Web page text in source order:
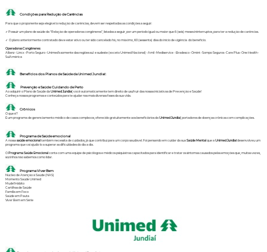
Condições para Redução de Carências
Para que o proponente seja elegível à redução de carências, devem ser respeitadas as condições a seguir:
✓ Possuir um plano de saúde da “Relação de operadoras congêneres”, listadas a seguir, por um período igual ou maior que 6 (seis) meses ininterruptos, para ter a redução de carências.
✓ O plano anteriormente contratado deve estar ativo ou ter sido cancelado há, no máximo, 60 (sessenta) dias do início de vigência do benefício.
Operadoras Congêneres:
Allianz • Lincx • Porto Seguro • Unimed's somente das regiões sul e sudeste (exceto Unimed Nacional) • Amil • Mediservice • Bradesco • Omint • Sompo Seguros • Care Plus • One Health •
SulAmérica
Benefícios dos Planos de Saúde da Unimed Jundiaí:
Prevenção e Saúde: Cuidando de Perto
Ao adquirir o Plano de Saúde daUnimed Jundiaí, você automaticamente tem direito de usufruir das nossas iniciativas de Prevenção e Saúde!
Conheça nossos programas e conteúdos para te ajudar nas mais diversas fases da sua vida.
Crônicos
O que é?
É um programa de gerenciamento médico de casos complexos, oferecido gratuitamente aos beneficiários daUnimed Jundiaí, portadores de doenças crônicas com complicações.
Programa de Saúde emocional
A nossasaúde emocional também necessita de cuidados, já que contribui para um corpo saudável. Foi pensando em cuidar da suaSaúde Mental que aUnimed Jundiaídesenvolveu um
programa que vai ajudá-lo a superar as dificuldades do dia a dia.
O Programa Saúde Emocional conta com uma equipe de psicólogos e médicos psiquiatras capacitados para identificar e tratar os sintomas causados pelas emoções que, muitas vezes,
sozinhos não sabemos como lidar.
Programa Viver Bem
Núcleo de Atenção à Saúde (NAS)
Momento Saúde Unimed
Mude1Hábito
Cartilhas de Saúde
Família em Foco
Saúde em Pauta
Viver Bem em Série